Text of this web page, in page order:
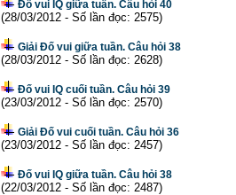
Đố vui IQ giữa tuần. Câu hỏi 40
(28/03/2012 - Số lần đọc: 2575)
Giải Đố vui giữa tuần. Câu hỏi 38
(28/03/2012 - Số lần đọc: 2628)
Đố vui IQ cuối tuần. Câu hỏi 39
(23/03/2012 - Số lần đọc: 2570)
Giải Đố vui cuối tuần. Câu hỏi 36
(23/03/2012 - Số lần đọc: 2457)
Đố vui IQ giữa tuần. Câu hỏi 38
(22/03/2012 - Số lần đọc: 2487)